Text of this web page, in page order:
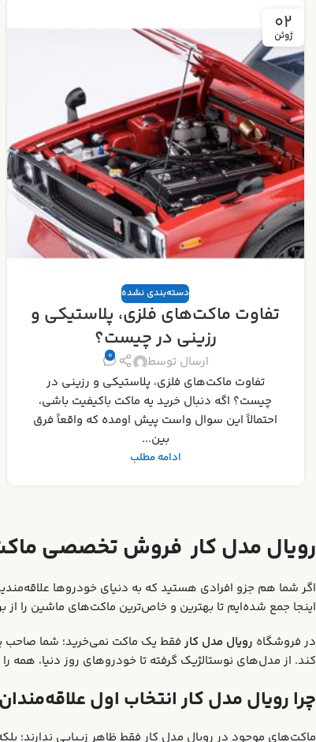
27
مه
دسته‌بندی نشده
راهنمای جامع تشخیص ماکت‌های
اورجینال از تقلبی
ارسال توسط 0
راهنمای جامع تشخیص ماکت‌های اورجینال از تقلبی :
در دنیای پرشور کلکسیون ماکت‌ها، هیچ چیز
ناامیدکننده‌تر از خرید یک نمونه تقلبی نیست. اگ...
ادامه مطلب
رویال مدل کار فروش تخصصی
اگر شما هم جزو افرادی هستید که به دنیای خودروها
اینجا جمع شده‌ایم تا بهترین و خاص‌ترین ماکت‌های ماشین را از
در فروشگاه رویال مدل کار فقط یک ماکت نمی‌خرید؛ شما صاحب
کند. از مدل‌های نوستالژیک گرفته تا خودروهای روز دنیا، همه
چرا رویال مدل کار انتخاب اول
ماکت‌های موجود در رویال مدل کار فقط ظاهر زیبایی ندارند؛